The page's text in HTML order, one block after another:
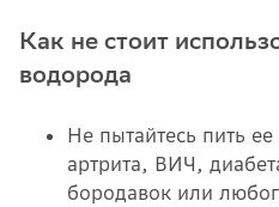
Как не стоит
водорода
Не пытайтесь пить
артрита, ВИЧ,
бородавок или